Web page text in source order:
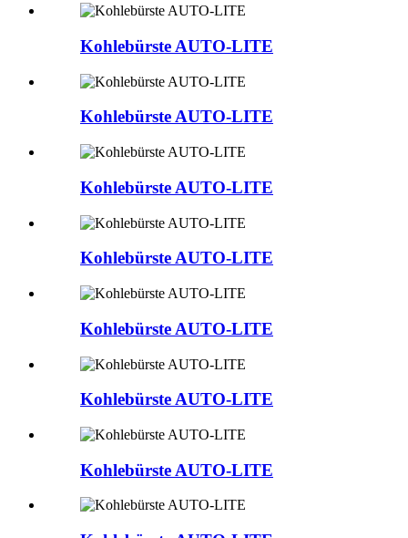
Kohlebürste AUTO-LITE
Kohlebürste AUTO-LITE
Kohlebürste AUTO-LITE
Kohlebürste AUTO-LITE
Kohlebürste AUTO-LITE
Kohlebürste AUTO-LITE
Kohlebürste AUTO-LITE